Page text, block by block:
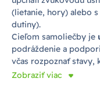
(lietanie, hory) alebo
dutiny).
Cieľom samoliečby je
podráždenie a
včas rozpoznať stavy,
Zobraziť viac